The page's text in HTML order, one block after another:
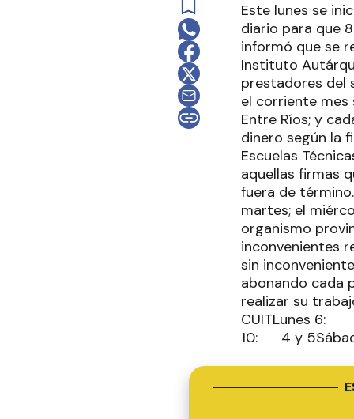
Este lunes se
diario para que
informó que se
Instituto
prestadores del
el corriente mes
Entre Ríos; y
dinero según la
Escuelas
aquellas firmas
fuera de
martes; el
organismo
inconvenientes
sin
abonando cada
realizar su
CUITLunes 6:
10: 4 y